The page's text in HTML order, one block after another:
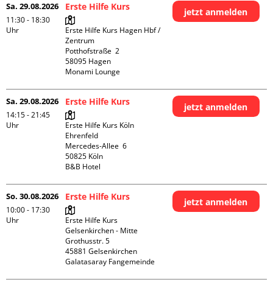
Sa. 29.08.2026
11:30 - 18:30
Uhr
Erste Hilfe Kurs
Erste Hilfe Kurs Hagen Hbf /
Zentrum
Potthofstraße  2
58095 Hagen
Monami Lounge
jetzt anmelden
Sa. 29.08.2026
14:15 - 21:45
Uhr
Erste Hilfe Kurs
Erste Hilfe Kurs Köln
Ehrenfeld
Mercedes-Allee  6
50825 Köln
B&B Hotel
jetzt anmelden
So. 30.08.2026
10:00 - 17:30
Uhr
Erste Hilfe Kurs
Erste Hilfe Kurs
Gelsenkirchen - Mitte
Grothusstr. 5
45881 Gelsenkirchen
Galatasaray Fangemeinde
jetzt anmelden